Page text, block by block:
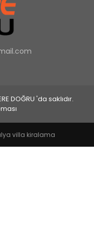
DOĞRU 'da saklıdır.
villa kiralama